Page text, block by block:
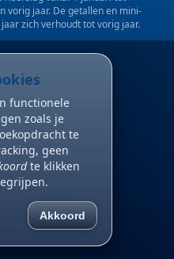
vorig jaar. De getallen en mini-
zich verhoudt tot vorig jaar.
functionele
zoals je
te
geen
te klikken
Akkoord